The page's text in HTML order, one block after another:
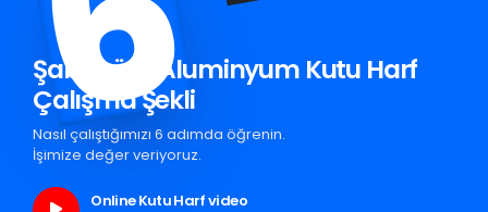
Şabanözü Aluminyum Kutu Harf
Çalışma Şekli
Nasıl çalıştığımızı 6 adımda öğrenin.
İşimize değer veriyoruz.
Online Kutu Harf video